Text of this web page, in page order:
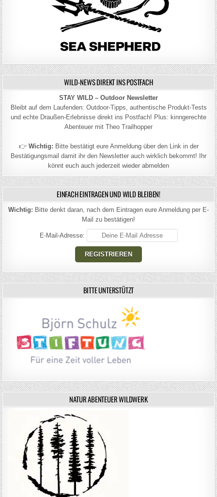
WILD-NEWS DIREKT INS POSTFACH
STAY WILD – Outdoor Newsletter
Bleibt auf dem Laufenden: Outdoor-Tipps, authentische Produkt-Tests
und echte Draußen-Erlebnisse direkt ins Postfach! Plus: kinngerechte
Abenteuer mit Theo Trailhopper
👉 Wichtig: Bitte bestätigt eure Anmeldung über den Link in der
Bestätigungsmail damit ihr den Newsletter auch wirklich bekommt! Ihr
könnt euch auch jederzeit wieder abmelden
EINFACH EINTRAGEN UND WILD BLEIBEN!
Wichtig: Bitte denkt daran, nach dem Eintragen eure Anmeldung per E-
Mail zu bestätigen!
E-Mail-Adresse:
BITTE UNTERSTÜTZT
NATUR ABENTEUER WILDWERK